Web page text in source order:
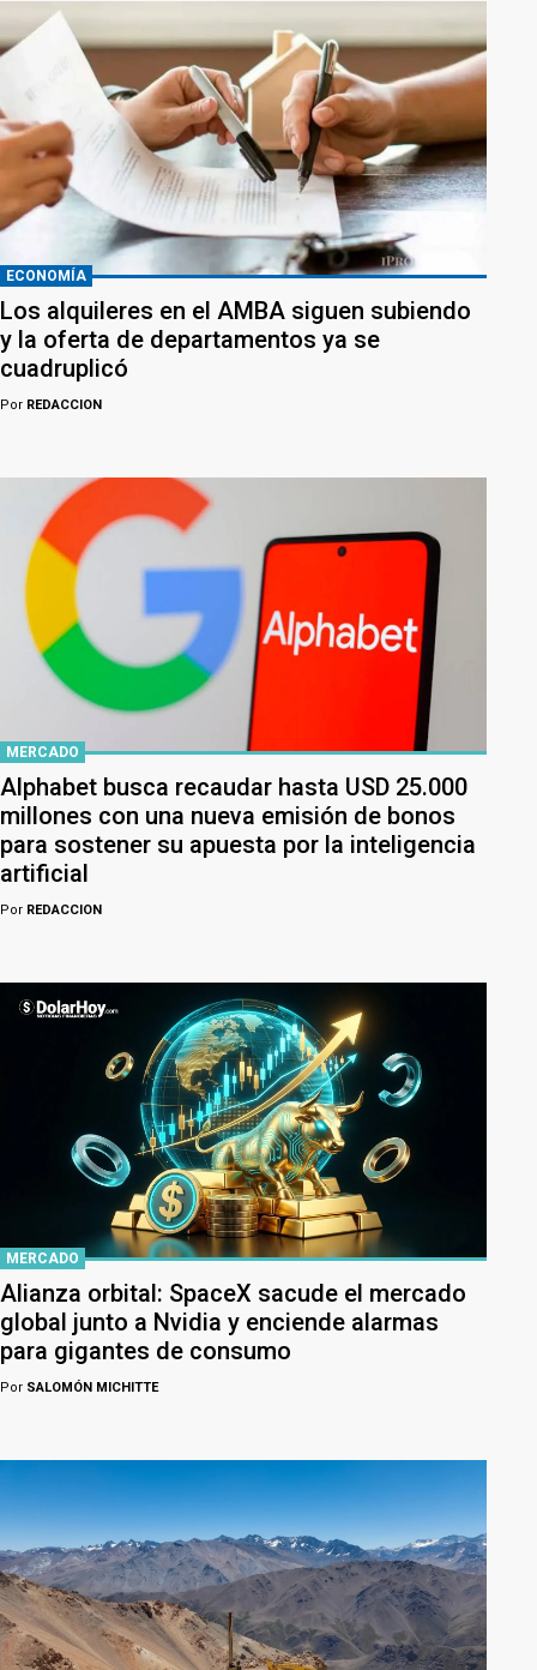
ECONOMÍA
Los alquileres en el AMBA siguen subiendo
y la oferta de departamentos ya se
cuadruplicó
Por REDACCION
MERCADO
Alphabet busca recaudar hasta USD 25.000
millones con una nueva emisión de bonos
para sostener su apuesta por la inteligencia
artificial
Por REDACCION
MERCADO
Alianza orbital: SpaceX sacude el mercado
global junto a Nvidia y enciende alarmas
para gigantes de consumo
Por SALOMÓN MICHITTE